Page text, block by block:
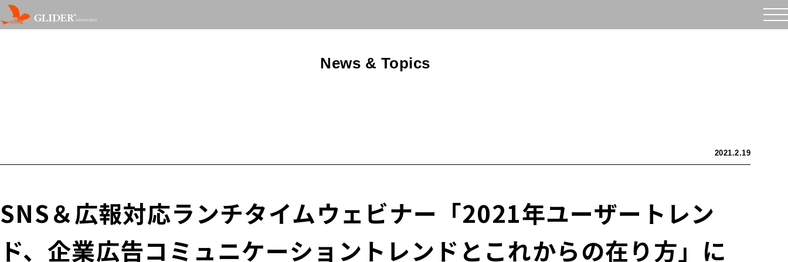
News & Topics
2021.2.19
SNS＆広報対応ランチタイムウェビナー「2021年ユーザートレン
ド、企業広告コミュニケーショントレンドとこれからの在り方」に